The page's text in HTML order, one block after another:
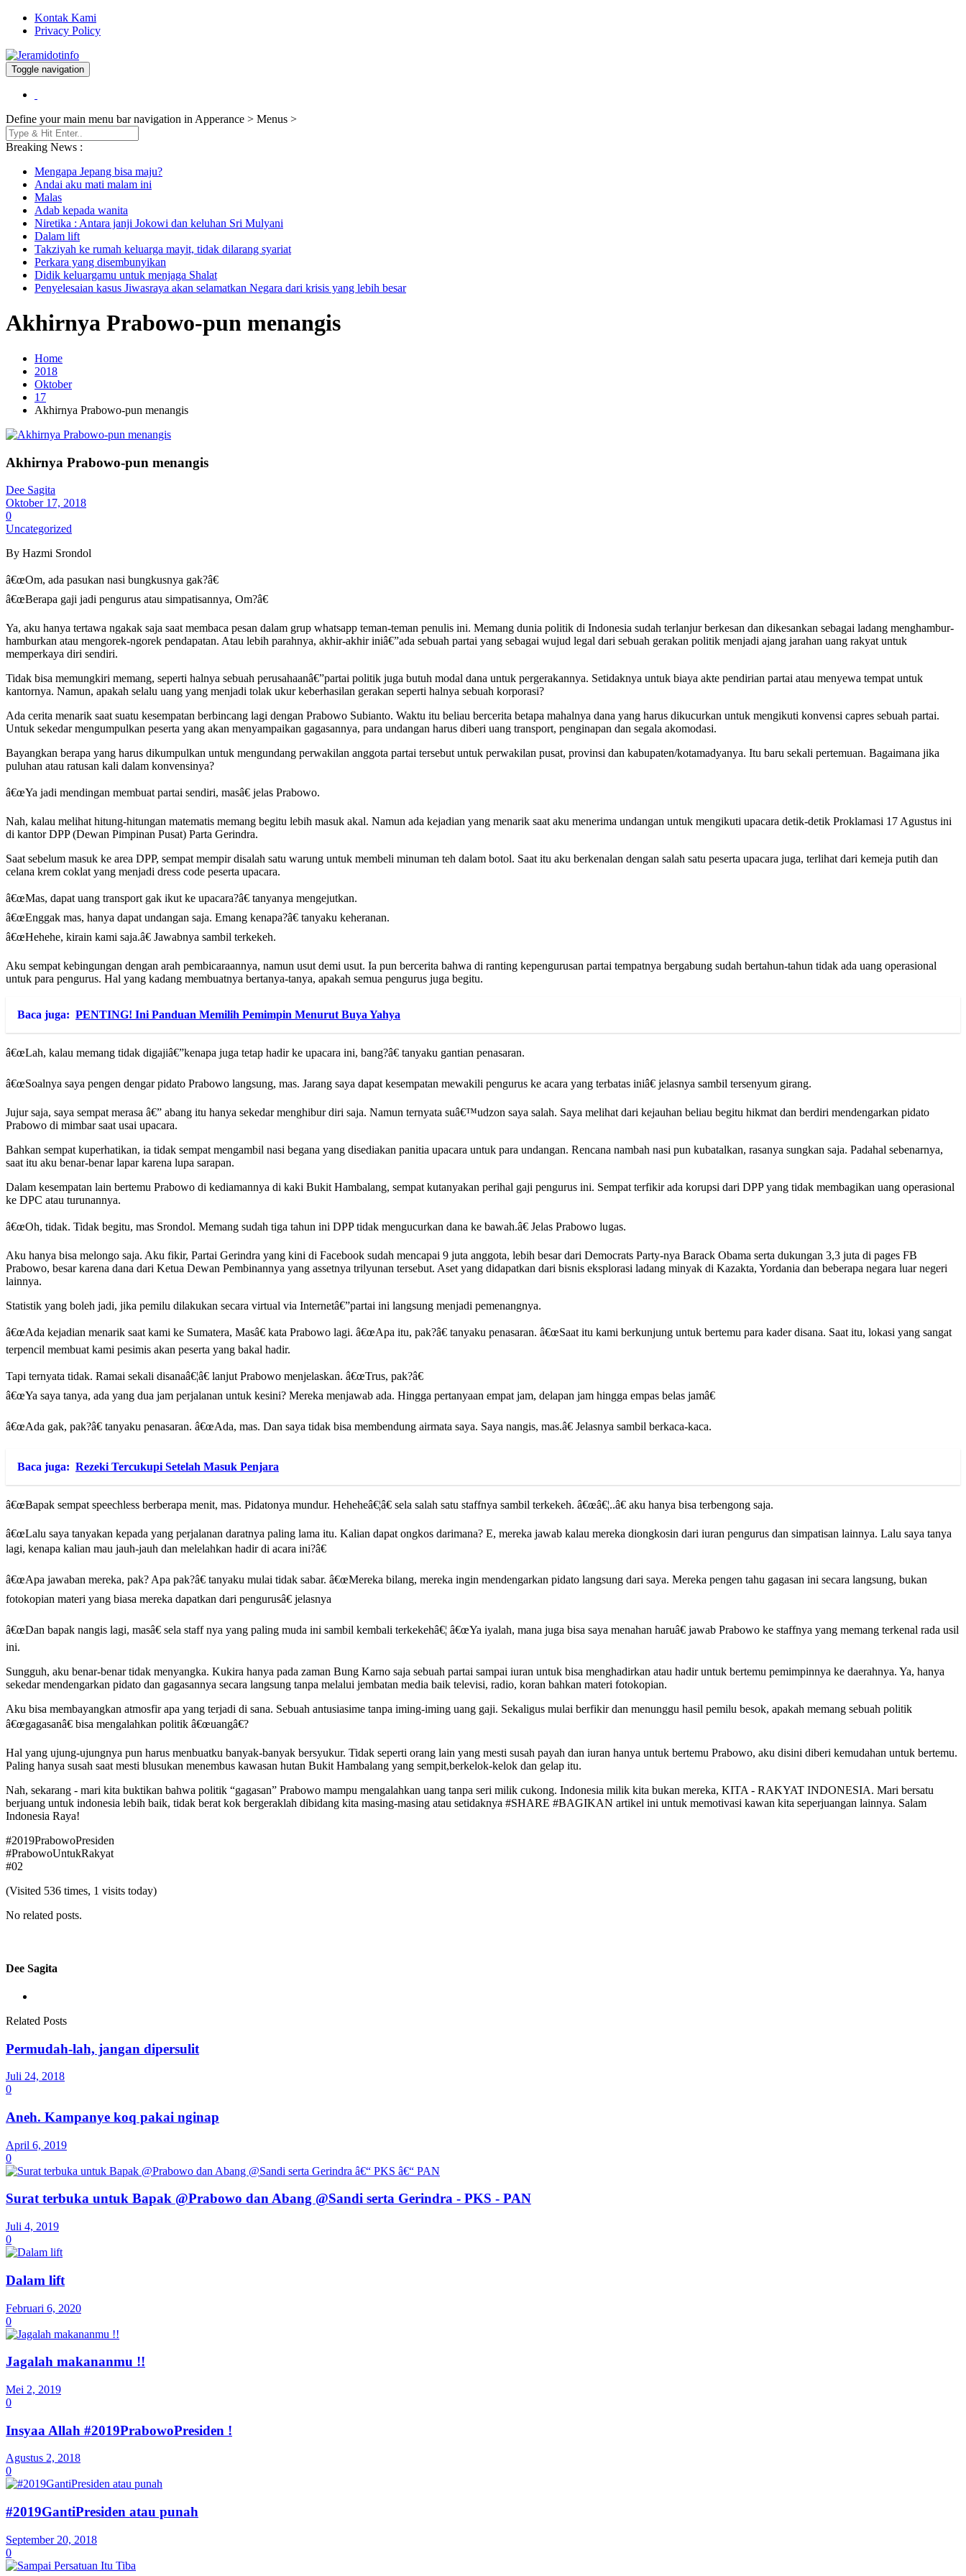
Kontak Kami
Privacy Policy
Jeramidotinfo
Berita dan Informasi Terkini
Toggle navigation
Define your main menu bar navigation in Apperance > Menus >
Breaking News :
Mengapa Jepang bisa maju?
Andai aku mati malam ini
Malas
Adab kepada wanita
Niretika : Antara janji Jokowi dan keluhan Sri Mulyani
Dalam lift
Takziyah ke rumah keluarga mayit, tidak dilarang syariat
Perkara yang disembunyikan
Didik keluargamu untuk menjaga Shalat
Penyelesaian kasus Jiwasraya akan selamatkan Negara dari krisis yang lebih besar
Akhirnya Prabowo-pun menangis
Home
2018
Oktober
17
Akhirnya Prabowo-pun menangis
Akhirnya Prabowo-pun menangis
Dee Sagita
Oktober 17, 2018
0
Uncategorized
By Hazmi Srondol
â€œOm, ada pasukan nasi bungkusnya gak?â€
â€œBerapa gaji jadi pengurus atau simpatisannya, Om?â€
Ya, aku hanya tertawa ngakak saja saat membaca pesan dalam grup whatsapp teman-teman penulis ini. Memang dunia politik di Indonesia sudah terlanjur berkesan dan dikesankan sebagai ladang menghambur-
hamburkan atau mengorek-ngorek pendapatan. Atau lebih parahnya, akhir-akhir iniâ€”ada sebuah partai yang sebagai wujud legal dari sebuah gerakan politik menjadi ajang jarahan uang rakyat untuk
memperkaya diri sendiri.
Tidak bisa memungkiri memang, seperti halnya sebuah perusahaanâ€”partai politik juga butuh modal dana untuk pergerakannya. Setidaknya untuk biaya akte pendirian partai atau menyewa tempat untuk
kantornya. Namun, apakah selalu uang yang menjadi tolak ukur keberhasilan gerakan seperti halnya sebuah korporasi?
Ada cerita menarik saat suatu kesempatan berbincang lagi dengan Prabowo Subianto. Waktu itu beliau bercerita betapa mahalnya dana yang harus dikucurkan untuk mengikuti konvensi capres sebuah partai.
Untuk sekedar mengumpulkan peserta yang akan menyampaikan gagasannya, para undangan harus diberi uang transport, penginapan dan segala akomodasi.
Bayangkan berapa yang harus dikumpulkan untuk mengundang perwakilan anggota partai tersebut untuk perwakilan pusat, provinsi dan kabupaten/kotamadyanya. Itu baru sekali pertemuan. Bagaimana jika
puluhan atau ratusan kali dalam konvensinya?
â€œYa jadi mendingan membuat partai sendiri, masâ€ jelas Prabowo.
Nah, kalau melihat hitung-hitungan matematis memang begitu lebih masuk akal. Namun ada kejadian yang menarik saat aku menerima undangan untuk mengikuti upacara detik-detik Proklamasi 17 Agustus ini
di kantor DPP (Dewan Pimpinan Pusat) Parta Gerindra.
Saat sebelum masuk ke area DPP, sempat mempir disalah satu warung untuk membeli minuman teh dalam botol. Saat itu aku berkenalan dengan salah satu peserta upacara juga, terlihat dari kemeja putih dan
celana krem coklat yang menjadi dress code peserta upacara.
â€œMas, dapat uang transport gak ikut ke upacara?â€ tanyanya mengejutkan.
â€œEnggak mas, hanya dapat undangan saja. Emang kenapa?â€ tanyaku keheranan.
â€œHehehe, kirain kami saja.â€ Jawabnya sambil terkekeh.
Aku sempat kebingungan dengan arah pembicaraannya, namun usut demi usut. Ia pun bercerita bahwa di ranting kepengurusan partai tempatnya bergabung sudah bertahun-tahun tidak ada uang operasional
untuk para pengurus. Hal yang kadang membuatnya bertanya-tanya, apakah semua pengurus juga begitu.
Baca juga: PENTING! Ini Panduan Memilih Pemimpin Menurut Buya Yahya
â€œLah, kalau memang tidak digajiâ€”kenapa juga tetap hadir ke upacara ini, bang?â€ tanyaku gantian penasaran.
â€œSoalnya saya pengen dengar pidato Prabowo langsung, mas. Jarang saya dapat kesempatan mewakili pengurus ke acara yang terbatas iniâ€ jelasnya sambil tersenyum girang.
Jujur saja, saya sempat merasa â€” abang itu hanya sekedar menghibur diri saja. Namun ternyata suâ€™udzon saya salah. Saya melihat dari kejauhan beliau begitu hikmat dan berdiri mendengarkan pidato
Prabowo di mimbar saat usai upacara.
Bahkan sempat kuperhatikan, ia tidak sempat mengambil nasi begana yang disediakan panitia upacara untuk para undangan. Rencana nambah nasi pun kubatalkan, rasanya sungkan saja. Padahal sebenarnya,
saat itu aku benar-benar lapar karena lupa sarapan.
Dalam kesempatan lain bertemu Prabowo di kediamannya di kaki Bukit Hambalang, sempat kutanyakan perihal gaji pengurus ini. Sempat terfikir ada korupsi dari DPP yang tidak membagikan uang operasional
ke DPC atau turunannya.
â€œOh, tidak. Tidak begitu, mas Srondol. Memang sudah tiga tahun ini DPP tidak mengucurkan dana ke bawah.â€ Jelas Prabowo lugas.
Aku hanya bisa melongo saja. Aku fikir, Partai Gerindra yang kini di Facebook sudah mencapai 9 juta anggota, lebih besar dari Democrats Party-nya Barack Obama serta dukungan 3,3 juta di pages FB
Prabowo, besar karena dana dari Ketua Dewan Pembinannya yang assetnya trilyunan tersebut. Aset yang didapatkan dari bisnis eksplorasi ladang minyak di Kazakta, Yordania dan beberapa negara luar negeri
lainnya.
Statistik yang boleh jadi, jika pemilu dilakukan secara virtual via Internetâ€”partai ini langsung menjadi pemenangnya.
â€œAda kejadian menarik saat kami ke Sumatera, Masâ€ kata Prabowo lagi. â€œApa itu, pak?â€ tanyaku penasaran. â€œSaat itu kami berkunjung untuk bertemu para kader disana. Saat itu, lokasi yang sangat
terpencil membuat kami pesimis akan peserta yang bakal hadir.
Tapi ternyata tidak. Ramai sekali disanaâ€¦â€ lanjut Prabowo menjelaskan. â€œTrus, pak?â€
â€œYa saya tanya, ada yang dua jam perjalanan untuk kesini? Mereka menjawab ada. Hingga pertanyaan empat jam, delapan jam hingga empas belas jamâ€
â€œAda gak, pak?â€ tanyaku penasaran. â€œAda, mas. Dan saya tidak bisa membendung airmata saya. Saya nangis, mas.â€ Jelasnya sambil berkaca-kaca.
Baca juga: Rezeki Tercukupi Setelah Masuk Penjara
â€œBapak sempat speechless berberapa menit, mas. Pidatonya mundur. Heheheâ€¦â€ sela salah satu staffnya sambil terkekeh. â€œâ€¦..â€ aku hanya bisa terbengong saja.
â€œLalu saya tanyakan kepada yang perjalanan daratnya paling lama itu. Kalian dapat ongkos darimana? E, mereka jawab kalau mereka diongkosin dari iuran pengurus dan simpatisan lainnya. Lalu saya tanya
lagi, kenapa kalian mau jauh-jauh dan melelahkan hadir di acara ini?â€
â€œApa jawaban mereka, pak? Apa pak?â€ tanyaku mulai tidak sabar. â€œMereka bilang, mereka ingin mendengarkan pidato langsung dari saya. Mereka pengen tahu gagasan ini secara langsung, bukan
fotokopian materi yang biasa mereka dapatkan dari pengurusâ€ jelasnya
â€œDan bapak nangis lagi, masâ€ sela staff nya yang paling muda ini sambil kembali terkekehâ€¦ â€œYa iyalah, mana juga bisa saya menahan haruâ€ jawab Prabowo ke staffnya yang memang terkenal rada usil
ini.
Sungguh, aku benar-benar tidak menyangka. Kukira hanya pada zaman Bung Karno saja sebuah partai sampai iuran untuk bisa menghadirkan atau hadir untuk bertemu pemimpinnya ke daerahnya. Ya, hanya
sekedar mendengarkan pidato dan gagasannya secara langsung tanpa melalui jembatan media baik televisi, radio, koran bahkan materi fotokopian.
Aku bisa membayangkan atmosfir apa yang terjadi di sana. Sebuah antusiasime tanpa iming-iming uang gaji. Sekaligus mulai berfikir dan menunggu hasil pemilu besok, apakah memang sebuah politik
â€œgagasanâ€ bisa mengalahkan politik â€œuangâ€?
Hal yang ujung-ujungnya pun harus menbuatku banyak-banyak bersyukur. Tidak seperti orang lain yang mesti susah payah dan iuran hanya untuk bertemu Prabowo, aku disini diberi kemudahan untuk bertemu.
Paling hanya susah saat mesti blusukan menembus kawasan hutan Bukit Hambalang yang sempit,berkelok-kelok dan gelap itu.
Nah, sekarang - mari kita buktikan bahwa politik “gagasan” Prabowo mampu mengalahkan uang tanpa seri milik cukong. Indonesia milik kita bukan mereka, KITA - RAKYAT INDONESIA. Mari bersatu
berjuang untuk indonesia lebih baik, tidak berat kok bergeraklah dibidang kita masing-masing atau setidaknya #SHARE #BAGIKAN artikel ini untuk memotivasi kawan kita seperjuangan lainnya. Salam
Indonesia Raya!
#2019PrabowoPresiden
#PrabowoUntukRakyat
#02
(Visited 536 times, 1 visits today)
No related posts.
Dee Sagita
Related Posts
Permudah-lah, jangan dipersulit
Juli 24, 2018
0
Aneh. Kampanye koq pakai nginap
April 6, 2019
0
Surat terbuka untuk Bapak @Prabowo dan Abang @Sandi serta Gerindra - PKS - PAN
Juli 4, 2019
0
Dalam lift
Februari 6, 2020
0
Jagalah makananmu !!
Mei 2, 2019
0
Insyaa Allah #2019PrabowoPresiden !
Agustus 2, 2018
0
#2019GantiPresiden atau punah
September 20, 2018
0